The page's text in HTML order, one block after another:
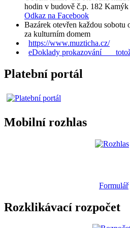
hodin v budově č.p. 182
Odkaz na Facebook
Bazárek otevřen každou sobotu
za kulturním domem
https://www.muzticha.cz/
eDoklady prokazování
Platební portál
Mobilní rozhlas
Formulář
Rozklikávací rozpočet